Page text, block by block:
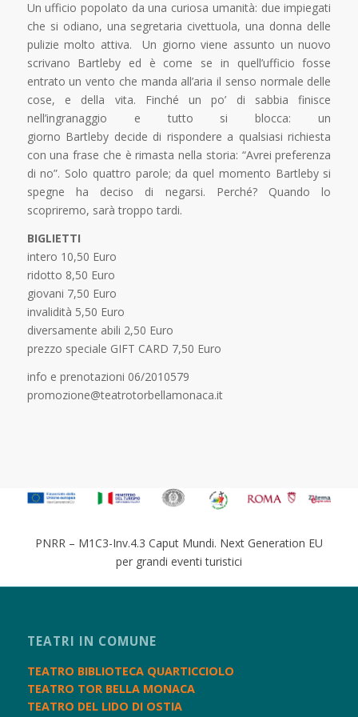
Un ufficio popolato da una curiosa umanità: due impiegati
che si odiano, una segretaria civettuola, una donna delle
pulizie molto attiva. Un giorno viene assunto un nuovo
scrivano Bartleby ed è come se in quell’ufficio fosse
entrato un vento che manda all’aria il senso normale delle
cose, e della vita. Finché un po’ di sabbia finisce
nell’ingranaggio e tutto si blocca: un
giorno Bartleby decide di rispondere a qualsiasi richiesta
con una frase che è rimasta nella storia: “Avrei preferenza
di no”. Solo quattro parole; da quel momento Bartleby si
spegne ha deciso di negarsi. Perché? Quando lo
scopriremo, sarà troppo tardi.
BIGLIETTI
intero 10,50 Euro
ridotto 8,50 Euro
giovani 7,50 Euro
invalidità 5,50 Euro
diversamente abili 2,50 Euro
prezzo speciale GIFT CARD 7,50 Euro
info e prenotazioni 06/2010579
promozione@teatrotorbellamonaca.it
PNRR – M1C3-Inv.4.3 Caput Mundi. Next Generation EU
per grandi eventi turistici
TEATRI IN COMUNE
TEATRO BIBLIOTECA QUARTICCIOLO
TEATRO TOR BELLA MONACA
TEATRO DEL LIDO DI OSTIA